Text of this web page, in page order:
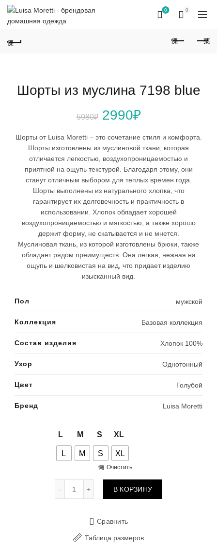
0 0
Шорты из муслина 7198 blue
5980₽ Первоначальная
цена
составляла
5980₽.
2990₽Текущая
цена:
2990₽.
Шорты от Luisa Moretti – это сочетание стиля и комфорта.
Шорты изготовлены из муслиновой ткани, которая
отличается легкостью, воздухопроницаемостью и
приятной на ощупь текстурой. Благодаря этому, они
станут отличным выбором для теплых времен года.
Шорты выполнены из натурального хлопка, что
гарантирует их долговечность и практичность в
использовании. Хлопок обладает хорошей
воздухопроницаемостью и мягкостью, а также хорошо
держит форму, не скатывается и не мнется.
Муслиновая ткань, из которой изготовлены брюки, также
обладает рядом преимуществ. Она легкая, нежная на
ощупь и шелковистая на вид, что придает изделию
изысканный вид.
Пол мужской
Коллекция Базовая коллекция
Состав изделия Хлопок 100%
Узор Однотонный
Цвет Голубой
Бренд Luisa Moretti
L M S XL
L M S XL
Очистить
В КОРЗИНУ
Сравнить
Таблица размеров